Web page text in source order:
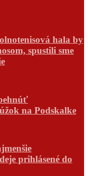
hala by
spustili sme
na Podskalke
prihlásené do